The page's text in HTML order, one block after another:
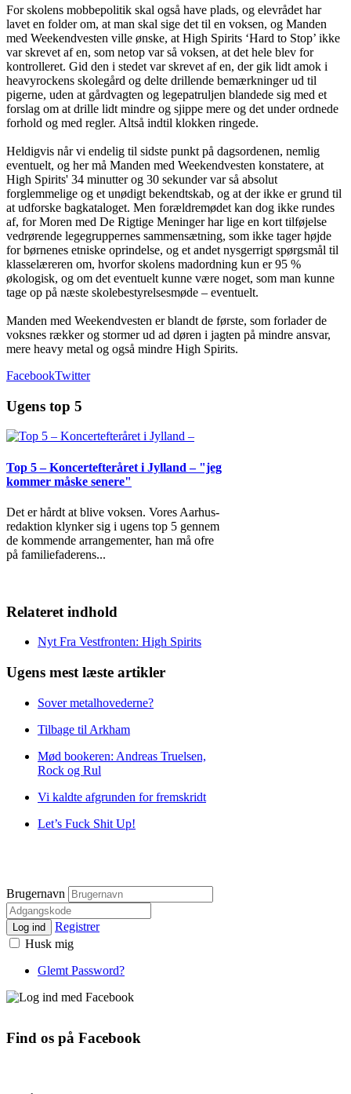
For skolens mobbepolitik skal også have plads, og elevrådet har
lavet en folder om, at man skal sige det til en voksen, og Manden
med Weekendvesten ville ønske, at High Spirits ‘Hard to Stop’ ikke
var skrevet af en, som netop var så voksen, at det hele blev for
kontrolleret. Gid den i stedet var skrevet af en, der gik lidt amok i
heavyrockens skolegård og delte drillende bemærkninger ud til
pigerne, uden at gårdvagten og legepatruljen blandede sig med et
forslag om at drille lidt mindre og sjippe mere og det under ordnede
forhold og med regler. Altså indtil klokken ringede.
Heldigvis når vi endelig til sidste punkt på dagsordenen, nemlig
eventuelt, og her må Manden med Weekendvesten konstatere, at
High Spirits' 34 minutter og 30 sekunder var så absolut
forglemmelige og et unødigt bekendtskab, og at der ikke er grund til
at udforske bagkataloget. Men forældremødet kan dog ikke rundes
af, for Moren med De Rigtige Meninger har lige en kort tilføjelse
vedrørende legegruppernes sammensætning, som ikke tager højde
for børnenes etniske oprindelse, og et andet nysgerrigt spørgsmål til
klasselæreren om, hvorfor skolens madordning kun er 95 %
økologisk, og om det eventuelt kunne være noget, som man kunne
tage op på næste skolebestyrelsesmøde – eventuelt.
Manden med Weekendvesten er blandt de første, som forlader de
voksnes rækker og stormer ud ad døren i jagten på mindre ansvar,
mere heavy metal og også mindre High Spirits.
FacebookTwitter
Ugens top 5
Top 5 – Koncertefteråret i Jylland – "jeg
kommer måske senere"
Det er hårdt at blive voksen. Vores Aarhus-
redaktion klynker sig i ugens top 5 gennem
de kommende arrangementer, han må ofre
på familiefaderens...
Relateret indhold
Nyt Fra Vestfronten: High Spirits
Ugens mest læste artikler
Sover metalhovederne?
Tilbage til Arkham
Mød bookeren: Andreas Truelsen,
Rock og Rul
Vi kaldte afgrunden for fremskridt
Let’s Fuck Shit Up!
Brugernavn
Log ind
Registrer
Husk mig
Glemt Password?
Find os på Facebook